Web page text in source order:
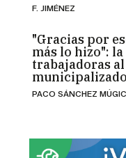
F. JIMÉNEZ
"Gracias por
más lo hizo":
trabajadoras
PACO SÁNCHEZ